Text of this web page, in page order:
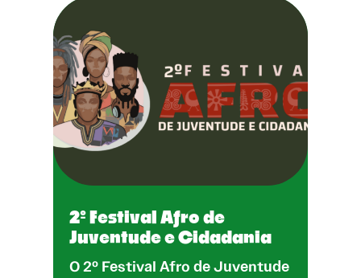
2º Festival Afro de
Juventude e Cidadania
O 2º Festival Afro de Juventude